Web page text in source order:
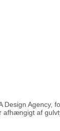
Design
afhængigt af